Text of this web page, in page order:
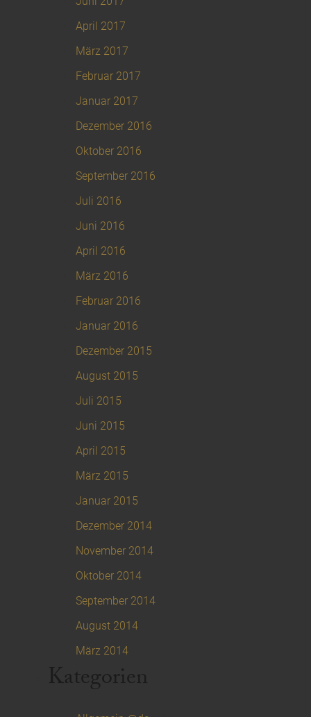
April 2017
März 2017
Februar 2017
Januar 2017
Dezember 2016
Oktober 2016
September 2016
Juli 2016
Juni 2016
April 2016
März 2016
Februar 2016
Januar 2016
Dezember 2015
August 2015
Juli 2015
Juni 2015
April 2015
März 2015
Januar 2015
Dezember 2014
November 2014
Oktober 2014
September 2014
August 2014
März 2014
Kategorien